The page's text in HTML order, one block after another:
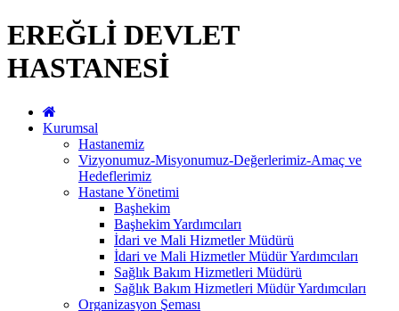
EREĞLİ DEVLET
HASTANESİ
Kurumsal
Hastanemiz
Vizyonumuz-Misyonumuz-Değerlerimiz-Amaç ve
Hedeflerimiz
Hastane Yönetimi
Başhekim
Başhekim Yardımcıları
İdari ve Mali Hizmetler Müdürü
İdari ve Mali Hizmetler Müdür Yardımcıları
Sağlık Bakım Hizmetleri Müdürü
Sağlık Bakım Hizmetleri Müdür Yardımcıları
Organizasyon Şeması